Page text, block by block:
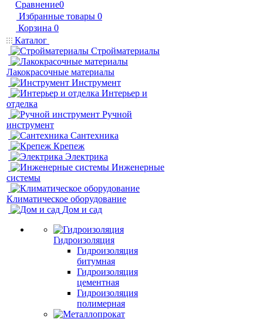
Сравнение0
Избранные товары 0
Корзина 0
Каталог
Стройматериалы
Лакокрасочные материалы
Инструмент
Интерьер и
отделка
Ручной
инструмент
Сантехника
Крепеж
Электрика
Инженерные
системы
Климатическое оборудование
Дом и сад
Гидроизоляция
Гидроизоляция
битумная
Гидроизоляция
цементная
Гидроизоляция
полимерная